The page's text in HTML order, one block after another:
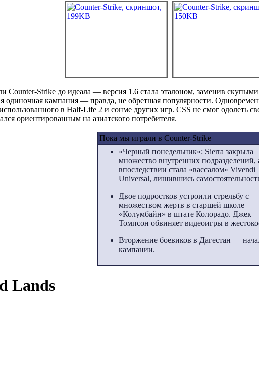
Counter-Strike до идеала — версия 1.6 стала эталоном, заменив
одиночная кампания — правда, не обретшая популярности.
в Half-Life 2 и сонме других игр. CSS не смог одолеть
ориентированным на азиатского потребителя.
Пока мы играли в Counter-Strike
«Черный понедельник»: Sierra закрыла
множество внутренних подразделений,
впоследствии стала «вассалом» Vivendi
Universal, лишившись
Двое подростков устроили стрельбу с
множеством жертв в старшей школе
«Колумбайн» в штате Колорадо. Джек
Томпсон обвиняет видеоигры в
Вторжение боевиков в Дагестан —
кампании.
Lands